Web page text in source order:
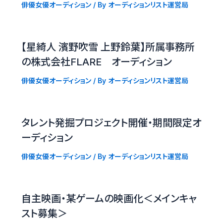
俳優女優オーディション/ By オーディションリスト運営局
【星綺人 濱野吹雪 上野鈴葉】所属事務所
の株式会社FLARE オーディション
俳優女優オーディション/ By オーディションリスト運営局
タレント発掘プロジェクト開催・期間限定オ
ーディション
俳優女優オーディション/ By オーディションリスト運営局
自主映画・某ゲームの映画化＜メインキャ
スト募集＞